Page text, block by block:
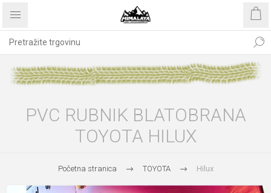
PVC RUBNIK BLATOBRANA
TOYOTA HILUX
Početna stranica TOYOTA Hilux